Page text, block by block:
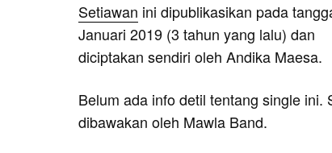
Setiawan ini dipublikasikan pada
Januari 2019 (3 tahun yang lalu) dan
diciptakan sendiri oleh Andika Maesa.
Belum ada info detil tentang single ini.
dibawakan oleh Mawla Band.